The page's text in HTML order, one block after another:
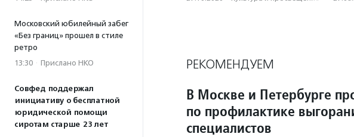
Московский юбилейный забег
«Без границ» прошел в стиле
ретро
13:30 · Прислано НКО
Совфед поддержал
инициативу о бесплатной
юридической помощи
сиротам старше 23 лет
РЕКОМЕНДУЕМ
В Москве и Петербурге
по профилактике
специалистов